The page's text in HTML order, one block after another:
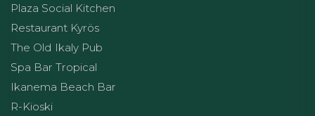
Plaza Social Kitchen
Restaurant Kyrös
The Old Ikaly Pub
Spa Bar Tropical
Ikanema Beach Bar
R-Kioski